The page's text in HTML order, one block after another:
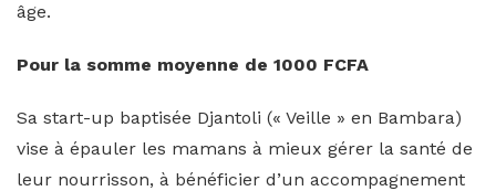
âge.
Pour la somme moyenne de 1000 FCFA
Sa start-up baptisée Djantoli (« Veille » en Bambara)
vise à épauler les mamans à mieux gérer la santé de
leur nourrisson, à bénéficier d’un accompagnement